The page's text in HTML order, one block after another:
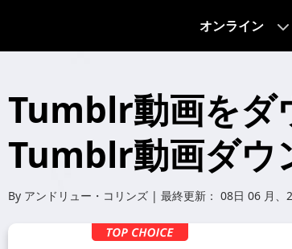
オンライン
Tumblr動画をダ
Tumblr動画ダウ
By アンドリュー・コリンズ | 最終更新： 08日 06 月、